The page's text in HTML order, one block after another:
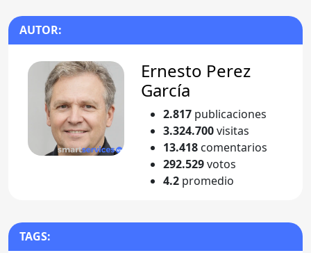
AUTOR:
Ernesto Perez
García
2.817 publicaciones
3.324.700visitas
13.418 comentarios
292.529votos
4.2 promedio
TAGS: